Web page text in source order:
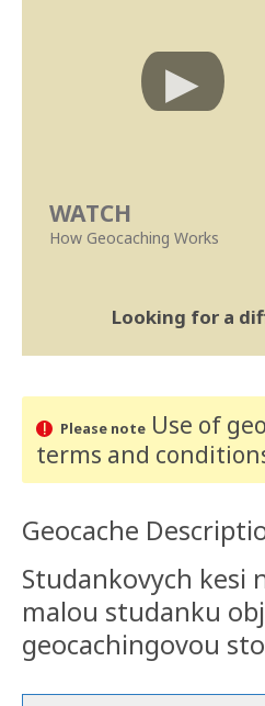
WATCH
How Geocaching Works
Looking for a
Please noteUse of
terms and
Geocache
Studankovych kesi
malou studanku
geocachingovou